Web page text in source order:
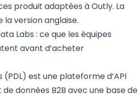
produit adaptées à Outly. La
la version anglaise.
Labs : ce que les équipes
avant d’acheter
(PDL) est une plateforme d’API
données B2B avec une base de